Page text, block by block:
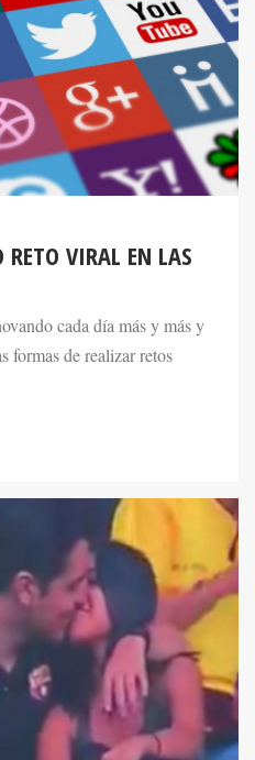
RETO VIRAL EN LAS
cada día más y más y
formas de realizar retos